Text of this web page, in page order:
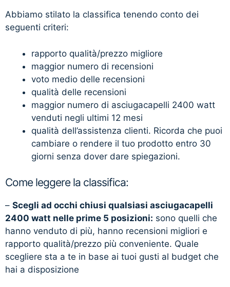
Abbiamo stilato la classifica tenendo conto dei
seguenti criteri:
rapporto qualità/prezzo migliore
maggior numero di recensioni
voto medio delle recensioni
qualità delle recensioni
maggior numero di asciugacapelli 2400 watt
venduti negli ultimi 12 mesi
qualità dell’assistenza clienti. Ricorda che puoi
cambiare o rendere il tuo prodotto entro 30
giorni senza dover dare spiegazioni.
Come leggere la classifica:
– Scegli ad occhi chiusi qualsiasi asciugacapelli
2400 watt nelle prime 5 posizioni: sono quelli che
hanno venduto di più, hanno recensioni migliori e
rapporto qualità/prezzo più conveniente. Quale
scegliere sta a te in base ai tuoi gusti al budget che
hai a disposizione